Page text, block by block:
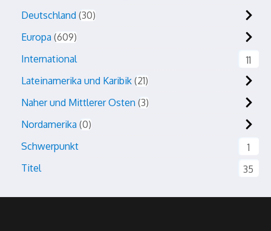
Deutschland 30
Europa 609
International
11
Lateinamerika und Karibik 21
Naher und Mittlerer Osten 3
Nordamerika 0
Schwerpunkt
1
Titel
35